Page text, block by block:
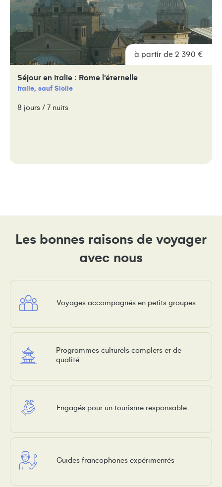
à partir de 2 390 €
Séjour en Italie : Rome l’éternelle
Italie, sauf Sicile
8 jours / 7 nuits
Les bonnes raisons de voyager
avec nous
Voyages accompagnés en petits groupes
Programmes culturels complets et de
qualité
Engagés pour un tourisme responsable
Guides francophones expérimentés